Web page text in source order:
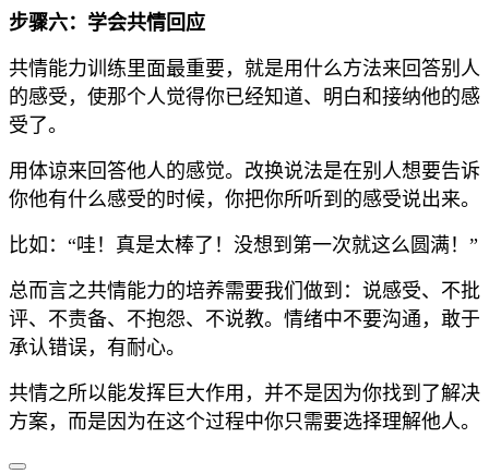
步骤六：学会共情回应
共情能力训练里面最重要，就是用什么方法来回答别人
的感受，使那个人觉得你已经知道、明白和接纳他的感
受了。
用体谅来回答他人的感觉。改换说法是在别人想要告诉
你他有什么感受的时候，你把你所听到的感受说出来。
比如：“哇！真是太棒了！没想到第一次就这么圆满！”
总而言之共情能力的培养需要我们做到：说感受、不批
评、不责备、不抱怨、不说教。情绪中不要沟通，敢于
承认错误，有耐心。
共情之所以能发挥巨大作用，并不是因为你找到了解决
方案，而是因为在这个过程中你只需要选择理解他人。